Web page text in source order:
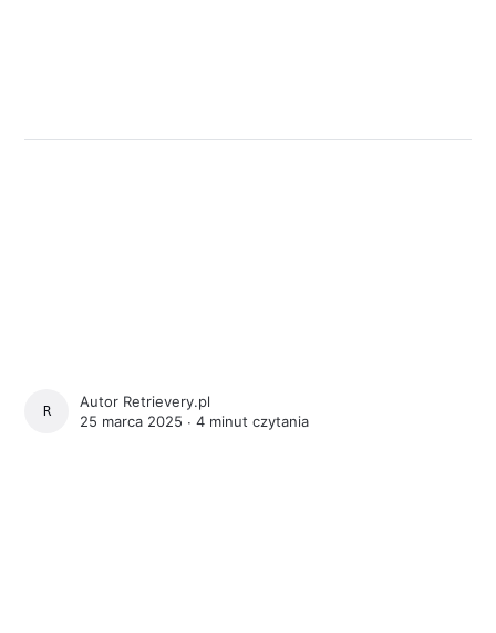
RETRIEVERY.PL
Autor Retrievery.pl
25 marca 2025 ∙4 minut czytania